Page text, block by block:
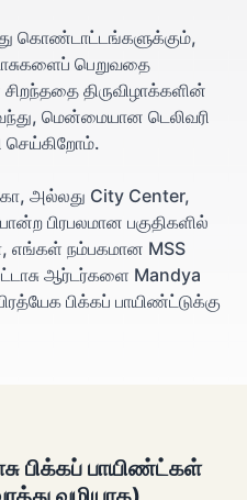
கொண்டாட்டங்களுக்கும்,
பெறுவதை
சிறந்ததை திருவிழாக்களின்
மென்மையான டெலிவரி
செய்கிறோம்.
அல்லது City Center,
பிரபலமான பகுதிகளில்
எங்கள் நம்பகமான MSS
ஆர்டர்களை Mandya
பிக்கப் பாயிண்ட்டுக்கு
பிக்கப் பாயிண்ட்கள்